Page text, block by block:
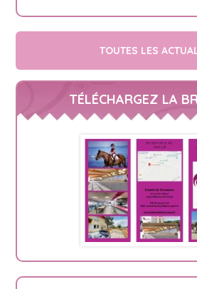
TOUTES LES
TÉLÉCHARGEZ LA